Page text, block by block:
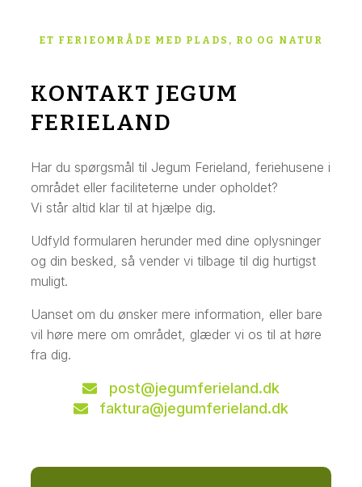
ET FERIEOMRÅDE MED PLADS, RO OG NATUR
KONTAKT JEGUM
FERIELAND
Har du spørgsmål til Jegum Ferieland, feriehusene i
området eller faciliteterne under opholdet?
Vi står altid klar til at hjælpe dig.
Udfyld formularen herunder med dine oplysninger
og din besked, så vender vi tilbage til dig hurtigst
muligt.
Uanset om du ønsker mere information, eller bare
vil høre mere om området, glæder vi os til at høre
fra dig.
post@jegumferieland.dk
faktura@jegumferieland.dk